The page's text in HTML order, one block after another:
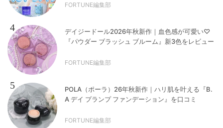
FORTUNE編集部
4
デイジードール2026年秋新作｜血色感が可愛い♡
『パウダー ブラッシュ ブルーム』新3色をレビュー
FORTUNE編集部
5
POLA（ポーラ）26年秋新作｜ハリ肌を叶える『B.
A デイ プランプ ファンデーション』を口コミ
FORTUNE編集部